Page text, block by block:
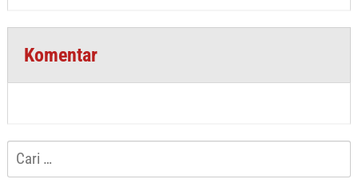
Komentar
Cari
untuk: